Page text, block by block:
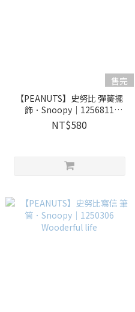
售完
【PEANUTS】史努比 彈簧擺
飾．Snoopy｜1256811
Wooderful life
NT$580